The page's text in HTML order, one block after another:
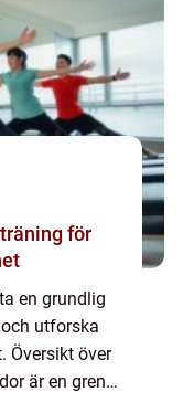
en grundlig
utforska
Översikt över
är en gren